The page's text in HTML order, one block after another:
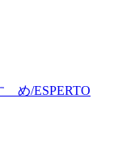
め/ESPERTO